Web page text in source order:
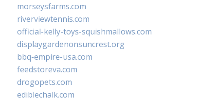
morseysfarms.com
riverviewtennis.com
official-kelly-toys-squishmallows.com
displaygardenonsuncrest.org
bbq-empire-usa.com
feedstoreva.com
drogopets.com
ediblechalk.com